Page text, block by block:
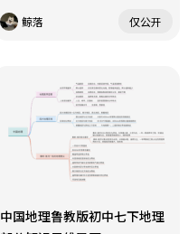
鲸落
仅公开
中国地理鲁教版初中七下地理